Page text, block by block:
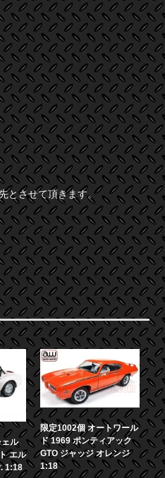
とさせて頂きます。
ル
エル
1:18
限定1002個 オートワール
ド 1969 ポンティアック
GTO ジャッジ オレンジ
1:18